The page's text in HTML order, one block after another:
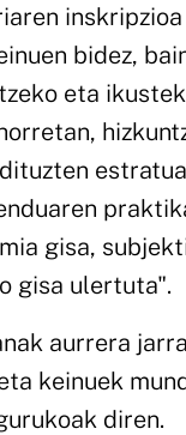
bidez,
eta
gisa,
gisa ulertuta".
aurrera
keinuek
diren.